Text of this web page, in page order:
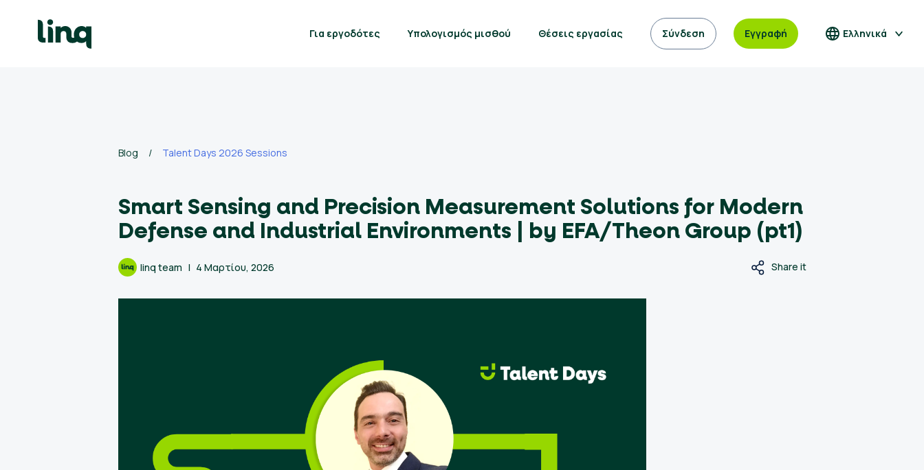
content
Για εργοδότες Υπολογισμός μισθού Θέσεις εργασίας Σύνδεση Εγγραφή Ελληνικά
Blog / Talent Days 2026 Sessions
Smart Sensing and Precision Measurement Solutions for Modern
Defense and Industrial Environments | by EFA/Theon Group (pt1)
linq team 4 Μαρτίου, 2026 Share it